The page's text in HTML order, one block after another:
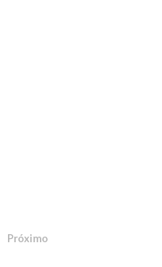
Próximo